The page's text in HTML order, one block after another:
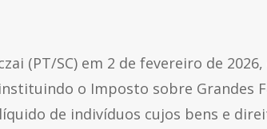
(PT/SC) em 2 de fevereiro de 2026,
o Imposto sobre Grandes
de indivíduos cujos bens e